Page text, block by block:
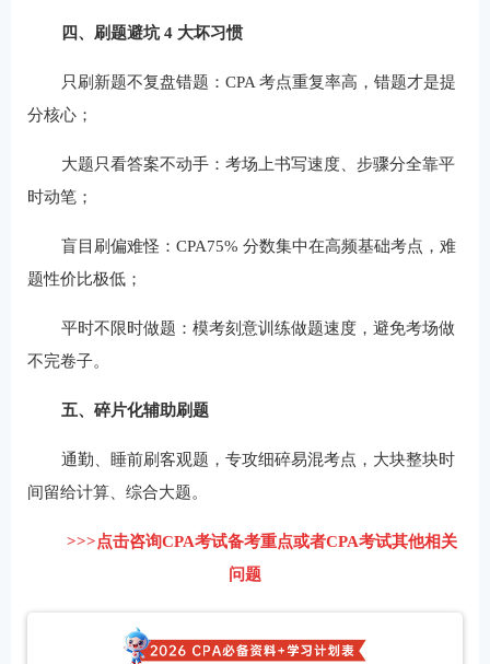
四、刷题避坑 4 大坏习惯
只刷新题不复盘错题：CPA 考点重复率高，错题才是提
分核心；
大题只看答案不动手：考场上书写速度、步骤分全靠平
时动笔；
盲目刷偏难怪：CPA75% 分数集中在高频基础考点，难
题性价比极低；
平时不限时做题：模考刻意训练做题速度，避免考场做
不完卷子。
五、碎片化辅助刷题
通勤、睡前刷客观题，专攻细碎易混考点，大块整块时
间留给计算、综合大题。
>>>点击咨询CPA考试备考重点或者CPA考试其他相关
问题